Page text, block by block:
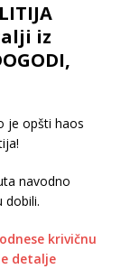
iz
je opšti haos
navodno
dobili.
krivičnu
detalje